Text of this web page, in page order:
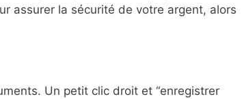
assurer la sécurité de votre argent, alors
Un petit clic droit et “enregistrer